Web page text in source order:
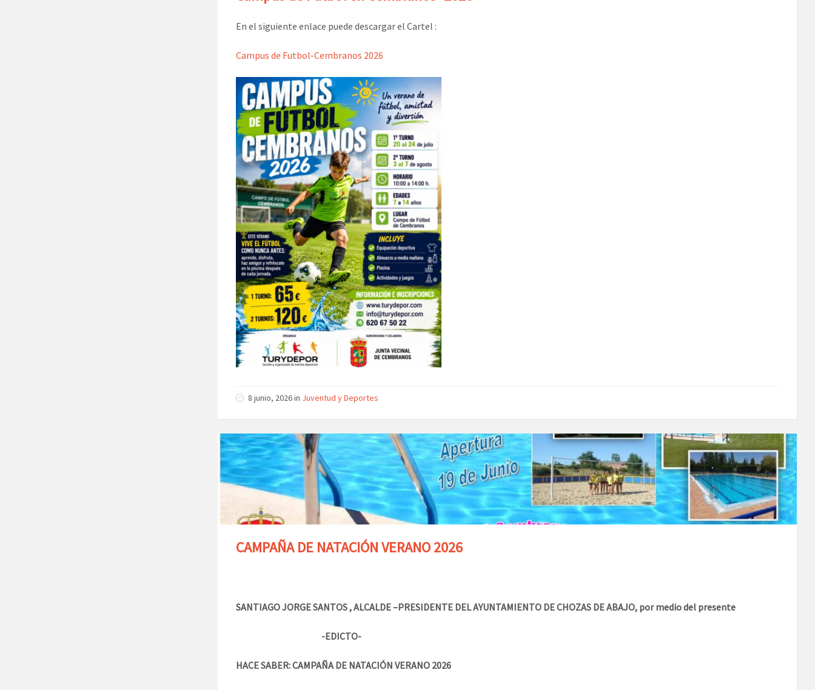
En el siguiente enlace puede descargar el Cartel :
Campus de Futbol-Cembranos 2026
8 junio, 2026in Juventud y Deportes
CAMPAÑA DE NATACIÓN VERANO 2026
SANTIAGO JORGE SANTOS , ALCALDE –PRESIDENTE DEL AYUNTAMIENTO DE CHOZAS DE ABAJO, por medio del presente
-EDICTO-
HACE SABER:CAMPAÑA DE NATACIÓN VERANO 2026